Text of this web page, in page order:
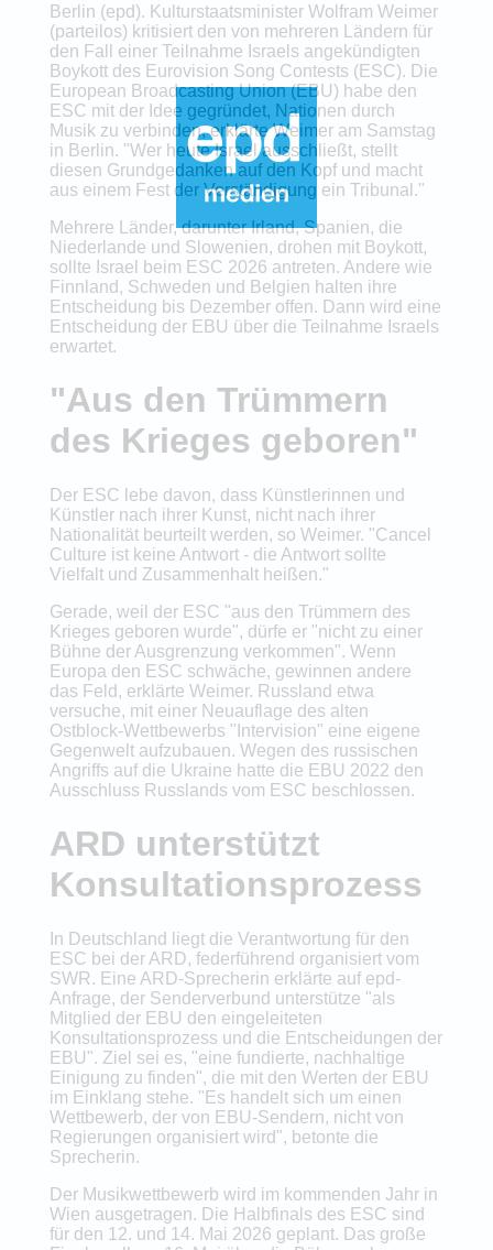
Berlin (epd). Kulturstaatsminister Wolfram Weimer
(parteilos) kritisiert den von mehreren Ländern für
den Fall einer Teilnahme Israels angekündigten
Boykott des Eurovision Song Contests (ESC). Die
European Broadcasting Union (EBU) habe den
ESC mit der Idee gegründet, Nationen durch
Musik zu verbinden, erklärte Weimer am Samstag
in Berlin. "Wer heute Israel ausschließt, stellt
diesen Grundgedanken auf den Kopf und macht
aus einem Fest der Verständigung ein Tribunal."
Mehrere Länder, darunter Irland, Spanien, die
Niederlande und Slowenien, drohen mit Boykott,
sollte Israel beim ESC 2026 antreten. Andere wie
Finnland, Schweden und Belgien halten ihre
Entscheidung bis Dezember offen. Dann wird eine
Entscheidung der EBU über die Teilnahme Israels
erwartet.
"Aus den Trümmern
des Krieges geboren"
Der ESC lebe davon, dass Künstlerinnen und
Künstler nach ihrer Kunst, nicht nach ihrer
Nationalität beurteilt werden, so Weimer. "Cancel
Culture ist keine Antwort - die Antwort sollte
Vielfalt und Zusammenhalt heißen."
Gerade, weil der ESC "aus den Trümmern des
Krieges geboren wurde", dürfe er "nicht zu einer
Bühne der Ausgrenzung verkommen". Wenn
Europa den ESC schwäche, gewinnen andere
das Feld, erklärte Weimer. Russland etwa
versuche, mit einer Neuauflage des alten
Ostblock-Wettbewerbs "Intervision" eine eigene
Gegenwelt aufzubauen. Wegen des russischen
Angriffs auf die Ukraine hatte die EBU 2022 den
Ausschluss Russlands vom ESC beschlossen.
ARD unterstützt
Konsultationsprozess
In Deutschland liegt die Verantwortung für den
ESC bei der ARD, federführend organisiert vom
SWR. Eine ARD-Sprecherin erklärte auf epd-
Anfrage, der Senderverbund unterstütze "als
Mitglied der EBU den eingeleiteten
Konsultationsprozess und die Entscheidungen der
EBU". Ziel sei es, "eine fundierte, nachhaltige
Einigung zu finden", die mit den Werten der EBU
im Einklang stehe. "Es handelt sich um einen
Wettbewerb, der von EBU-Sendern, nicht von
Regierungen organisiert wird", betonte die
Sprecherin.
Der Musikwettbewerb wird im kommenden Jahr in
Wien ausgetragen. Die Halbfinals des ESC sind
für den 12. und 14. Mai 2026 geplant. Das große